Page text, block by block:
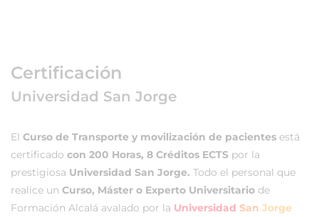
Certificación
Universidad San Jorge
El Curso de Transporte y movilización de pacientes está
certificado con 200 Horas, 8 Créditos ECTS por la
prestigiosa Universidad San Jorge. Todo el personal que
realice un Curso, Máster o Experto Universitario de
Formación Alcalá avalado por la Universidad San Jorge